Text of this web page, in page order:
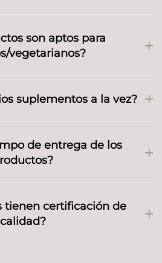
son aptos para
vegetarianos?
suplementos a la vez?
de entrega de los
tienen certificación de
calidad?